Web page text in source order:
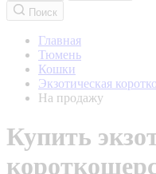
Поиск
Главная
Тюмень
Кошки
Экзотическая
На продажу
Купить